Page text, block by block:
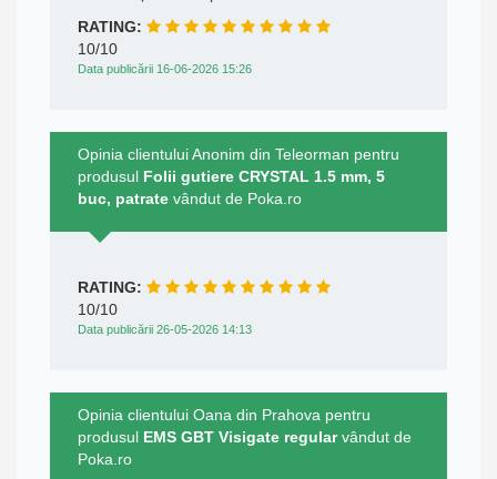
RATING:
10/10
Data publicării 16-06-2026 15:26
Opinia clientului Anonim din Teleorman pentru
produsul Folii gutiere CRYSTAL 1.5 mm, 5
buc, patrate vândut de Poka.ro
RATING:
10/10
Data publicării 26-05-2026 14:13
Opinia clientului Oana din Prahova pentru
produsul EMS GBT Visigate regular vândut de
Poka.ro